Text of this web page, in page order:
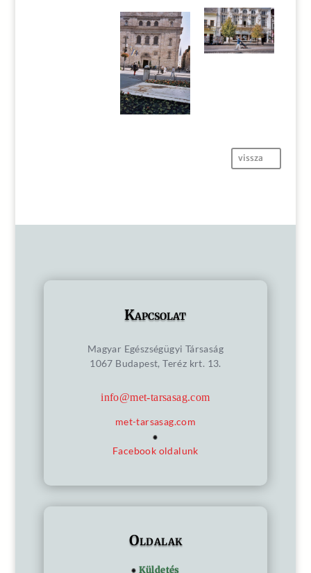
vissza
Kapcsolat
Magyar Egészségügyi Társaság
1067 Budapest, Teréz krt. 13.
info@met-tarsasag.com
met-tarsasag.com
Facebook oldalunk
Oldalak
Küldetés